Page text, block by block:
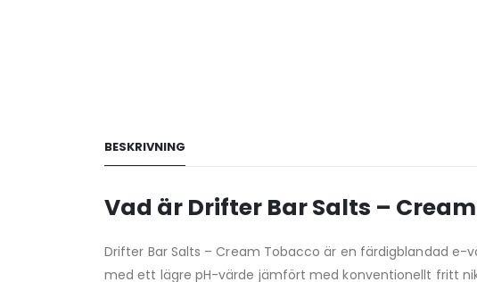
BESKRIVNING
Vad är Drifter Bar Salts –
Drifter Bar Salts – Cream Tobacco är en färdigblandad e-
med ett lägre pH-värde jämfört med konventionellt fritt